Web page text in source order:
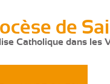
de
Catholique dans les